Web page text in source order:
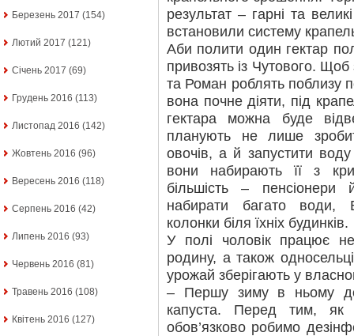
Березень 2017 (154)
Лютий 2017 (121)
Січень 2017 (69)
Грудень 2016 (113)
Листопад 2016 (142)
Жовтень 2016 (96)
Вересень 2016 (118)
Серпень 2016 (42)
Липень 2016 (93)
Червень 2016 (81)
Травень 2016 (108)
Квітень 2016 (127)
результат – гарні та
встановили систему
Аби полити один гектар
привозять із Чутового.
та Роман роблять поблизу
вона почне діяти, під
гектара можна буде
планують не лише
овочів, а й запустити
вони набирають її з
більшість –
набирати багато води,
колонки біля їхніх будинків.
У полі чоловік працює
родину, а також
урожай зберігають у
– Першу зиму в ньому
капуста. Перед тим, як
обов’язково робимо